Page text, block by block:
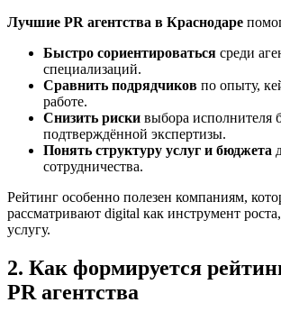
Лучшие PR агентства в Краснодаре
Быстро сориентироваться среди
специализаций.
Сравнить подрядчиков по опыту,
работе.
Снизить риски выбора исполнителя
подтверждённой экспертизы.
Понять структуру услуг и бюджета
сотрудничества.
Рейтинг особенно полезен компаниям,
рассматривают digital как инструмент
услугу.
2. Как формируется
PR агентства